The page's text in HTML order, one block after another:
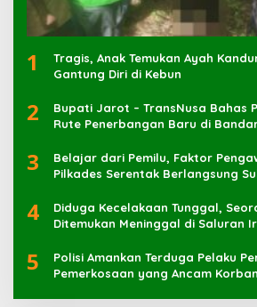
1
Tragis, Anak Temukan Ayah
Gantung Diri di Kebun
2
Bupati Jarot – TransNusa Bahas
Rute Penerbangan Baru di
3
Belajar dari Pemilu, Faktor
Pilkades Serentak Berlangsung
4
Diduga Kecelakaan Tunggal,
Ditemukan Meninggal di Saluran
5
Polisi Amankan Terduga Pelaku
Pemerkosaan yang Ancam